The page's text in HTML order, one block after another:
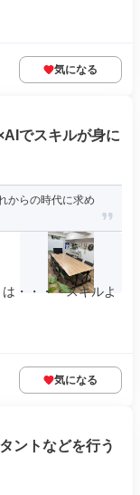
気になる
でスキルが身に
からの時代に求め
・・・・スキルよ
気になる
ントなどを行う